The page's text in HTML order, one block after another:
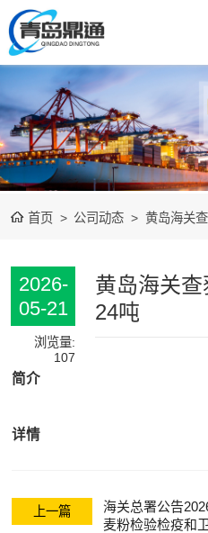
首页 > 公司动态 > 黄岛海关
2026-
05-21
浏览量:
107
黄岛海关
24吨
简介
详情
上一篇
海关总署公告
麦粉检验检疫和
矿产品进口报关
清关
农副产品进口报
关清关
水产冻品进口报
关化妆品进口报关
设备进口报关
食品进口报关
其他杂项进口报